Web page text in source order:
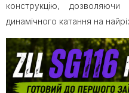
конструкцію, дозволяючи
динамічного катання на